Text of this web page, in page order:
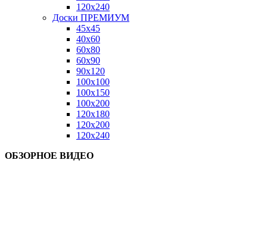
120x240
Доски ПРЕМИУМ
45x45
40x60
60x80
60x90
90x120
100x100
100x150
100x200
120x180
120x200
120x240
ОБЗОРНОЕ ВИДЕО